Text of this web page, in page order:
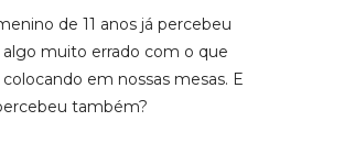
de 11 anos já percebeu
muito errado com o que
em nossas mesas. E
também?